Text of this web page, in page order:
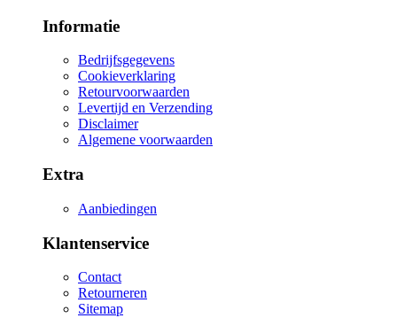
Informatie
Bedrijfsgegevens
Cookieverklaring
Retourvoorwaarden
Levertijd en Verzending
Disclaimer
Algemene voorwaarden
Extra
Aanbiedingen
Klantenservice
Contact
Retourneren
Sitemap